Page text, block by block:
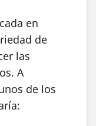
en
de
las
A
de los